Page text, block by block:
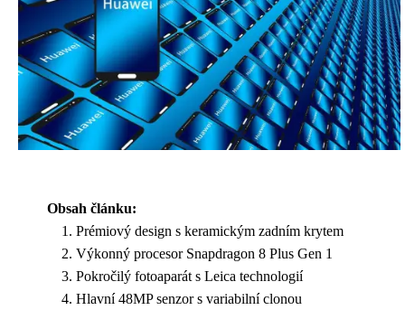
Obsah článku:
Prémiový design s keramickým zadním krytem
Výkonný procesor Snapdragon 8 Plus Gen 1
Pokročilý fotoaparát s Leica technologií
Hlavní 48MP senzor s variabilní clonou